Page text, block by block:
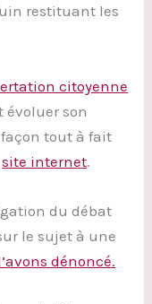
restituant les
citoyenne
évoluer son
tout à fait
site internet.
du débat
le sujet à une
dénoncé.